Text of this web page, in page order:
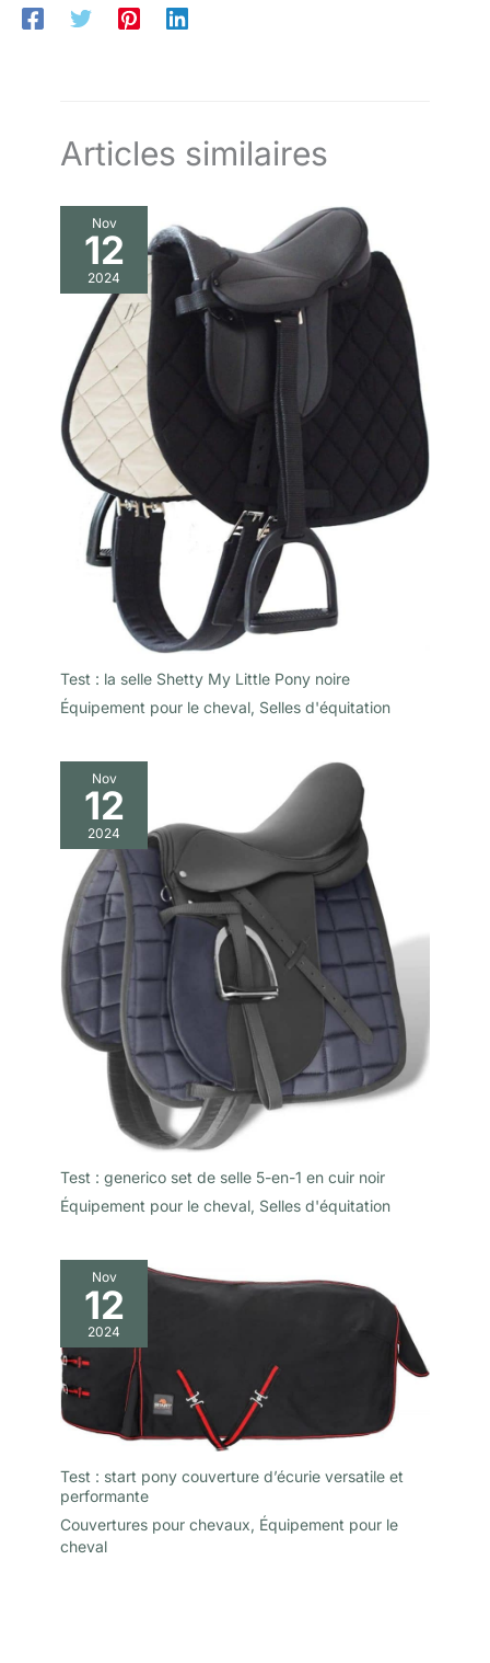
Articles similaires
Nov
12
2024
Test : la selle Shetty My Little Pony noire
Équipement pour le cheval, Selles d'équitation
Nov
12
2024
Test : generico set de selle 5-en-1 en cuir noir
Équipement pour le cheval, Selles d'équitation
Nov
12
2024
Test : start pony couverture d’écurie versatile et
performante
Couvertures pour chevaux, Équipement pour le
cheval